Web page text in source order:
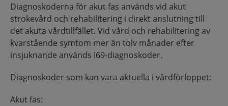
Diagnoskoderna för akut fas används vid akut
strokevård och rehabilitering i direkt anslutning till
det akuta vårdtillfället. Vid vård och rehabilitering av
kvarstående symtom mer än tolv månader efter
insjuknande används I69-diagnoskoder.
Diagnoskoder som kan vara aktuella i vårdförloppet:
Akut fas: